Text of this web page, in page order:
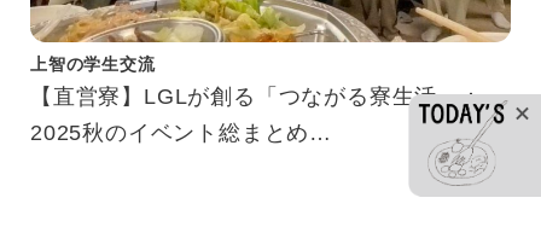
上智の学生交流
【直営寮】LGLが創る「つながる寮生活」：
2025秋のイベント総まとめ
【Sophia Dormitories】Creating Connections
in Dorm Life: LGLs’ Autumn 2025 Events at a